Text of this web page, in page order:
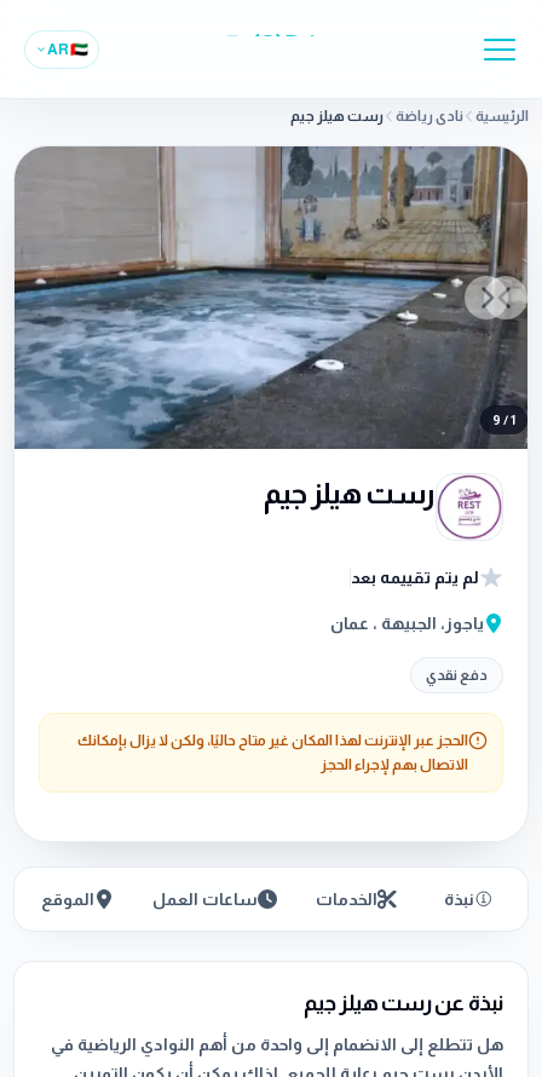
🇦🇪
AR
الرئيسية نادي رياضة رست هيلز جيم
Previous slide
Next slide
1
/
9
رست هيلز جيم
لم يتم تقييمه بعد
ياجوز، الجبيهة ، عمان
دفع نقدي
الحجز عبر الإنترنت لهذا المكان غير متاح حاليًا، ولكن لا يزال بإمكانك
الاتصال بهم لإجراء الحجز
نبذة الخدمات ساعات العمل الموقع
نبذة عن رست هيلز جيم
هل تتطلع إلى الانضمام إلى واحدة من أهم النوادي الرياضية في